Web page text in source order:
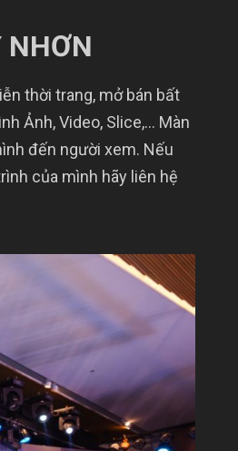
thời trang, mở bán bất
Ảnh, Video, Slice,… Màn
đến người xem. Nếu
của mình hãy liên hệ